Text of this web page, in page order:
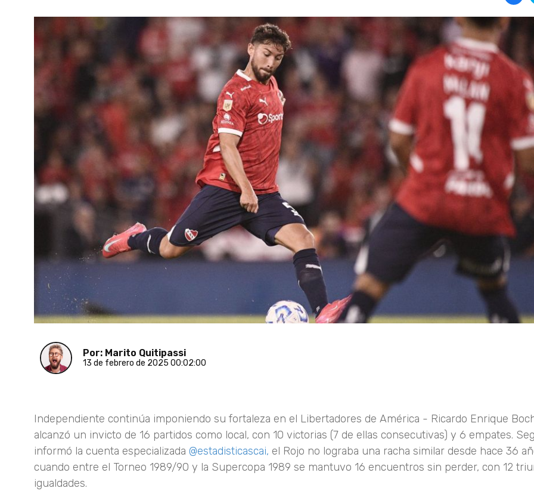
Por: Marito Quitipassi
13 de febrero de 2025 00:02:00
Independiente continúa imponiendo su fortaleza en el Libertadores de América - Ricardo Enrique
alcanzó un invicto de 16 partidos como local, con 10 victorias (7 de ellas consecutivas) y 6 empates.
informó la cuenta especializada @estadisticascai, el Rojo no lograba una racha similar desde hace 36
cuando entre el Torneo 1989/90 y la Supercopa 1989 se mantuvo 16 encuentros sin perder, con 12
igualdades.